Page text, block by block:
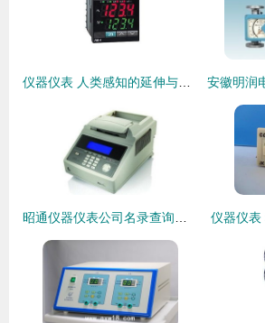
仪器仪表